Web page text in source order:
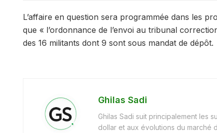
L’affaire en question sera programmée dans les
que « l’ordonnance de l’envoi au tribunal
des 16 militants dont 9 sont sous mandat de dépôt.
Ghilas Sadi
Ghilas Sadi suit principalement les
dollar et aux évolutions du marché